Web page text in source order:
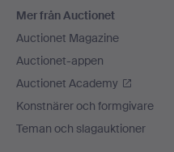
Mer från Auctionet
Auctionet Magazine
Auctionet-appen
Auctionet Academy
Konstnärer och formgivare
Teman och slagauktioner